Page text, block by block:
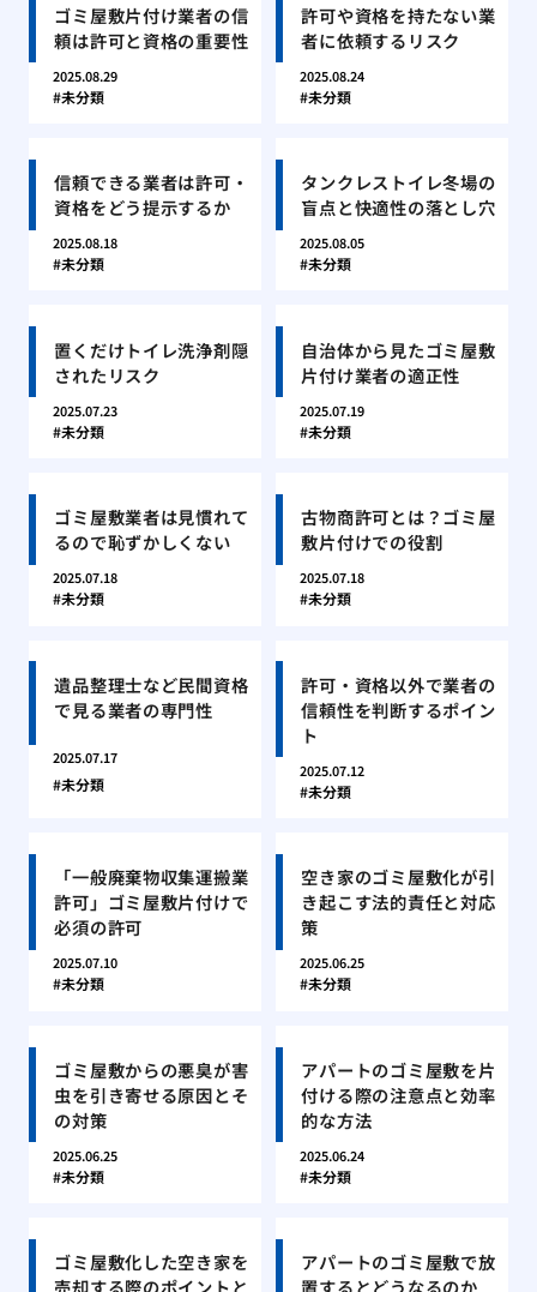
ゴミ屋敷片付け業者の信
頼は許可と資格の重要性
2025.08.29
未分類
許可や資格を持たない業
者に依頼するリスク
2025.08.24
未分類
信頼できる業者は許可・
資格をどう提示するか
2025.08.18
未分類
タンクレストイレ冬場の
盲点と快適性の落とし穴
2025.08.05
未分類
置くだけトイレ洗浄剤隠
されたリスク
2025.07.23
未分類
自治体から見たゴミ屋敷
片付け業者の適正性
2025.07.19
未分類
ゴミ屋敷業者は見慣れて
るので恥ずかしくない
2025.07.18
未分類
古物商許可とは？ゴミ屋
敷片付けでの役割
2025.07.18
未分類
遺品整理士など民間資格
で見る業者の専門性
2025.07.17
未分類
許可・資格以外で業者の
信頼性を判断するポイン
ト
2025.07.12
未分類
「一般廃棄物収集運搬業
許可」ゴミ屋敷片付けで
必須の許可
2025.07.10
未分類
空き家のゴミ屋敷化が引
き起こす法的責任と対応
策
2025.06.25
未分類
ゴミ屋敷からの悪臭が害
虫を引き寄せる原因とそ
の対策
2025.06.25
未分類
アパートのゴミ屋敷を片
付ける際の注意点と効率
的な方法
2025.06.24
未分類
ゴミ屋敷化した空き家を
アパートのゴミ屋敷で放